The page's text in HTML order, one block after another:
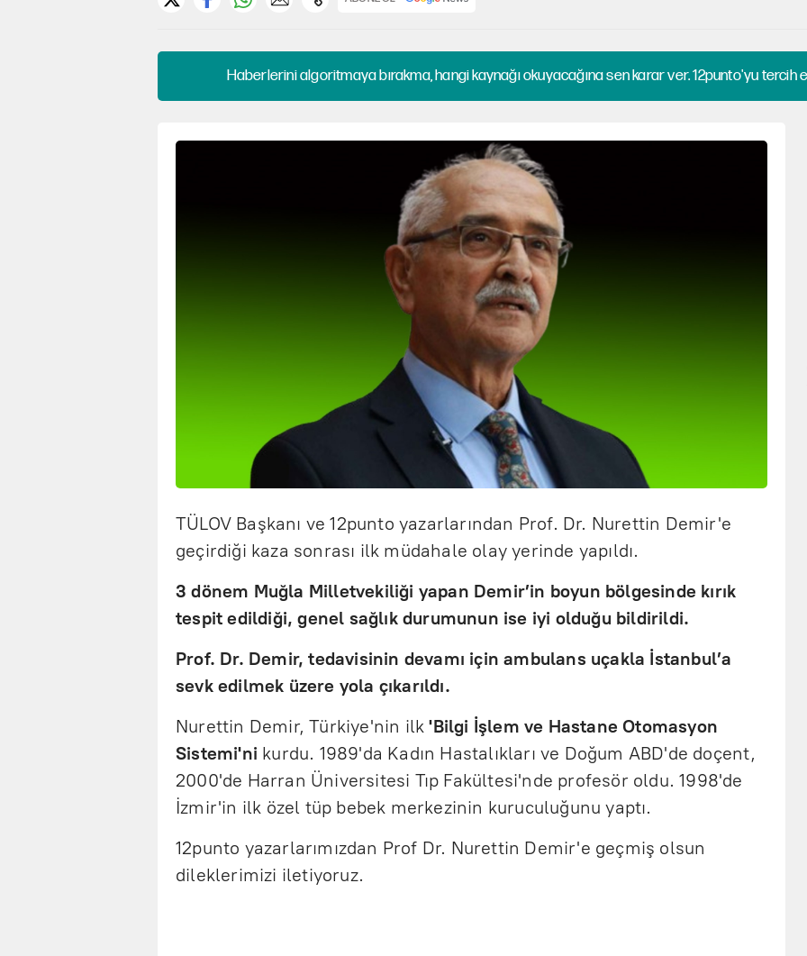
Haberlerini algoritmaya bırakma, hangi kaynağı okuyacağına sen karar ver. 12punto'yu tercih
TÜLOV Başkanı ve 12punto yazarlarından Prof. Dr. Nurettin Demir'e
geçirdiği kaza sonrası ilk müdahale olay yerinde yapıldı.
3 dönem Muğla Milletvekiliği yapan Demir’in boyun bölgesinde kırık
tespit edildiği, genel sağlık durumunun ise iyi olduğu bildirildi.
Prof. Dr. Demir, tedavisinin devamı için ambulans uçakla İstanbul’a
sevk edilmek üzere yola çıkarıldı.
Nurettin Demir, Türkiye'nin ilk'Bilgi İşlem ve Hastane Otomasyon
Sistemi'ni kurdu. 1989'da Kadın Hastalıkları ve Doğum ABD'de doçent,
2000'de Harran Üniversitesi Tıp Fakültesi'nde profesör oldu. 1998'de
İzmir'in ilk özel tüp bebek merkezinin kuruculuğunu yaptı.
12punto yazarlarımızdan Prof Dr. Nurettin Demir'e geçmiş olsun
dileklerimizi iletiyoruz.